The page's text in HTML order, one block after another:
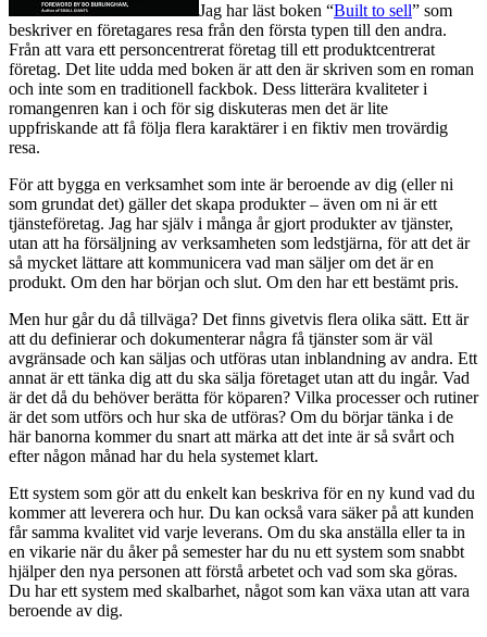
Jag har läst boken “Built to sell” som
beskriver en företagares resa från den första typen till den andra.
Från att vara ett personcentrerat företag till ett produktcentrerat
företag. Det lite udda med boken är att den är skriven som en roman
och inte som en traditionell fackbok. Dess litterära kvaliteter i
romangenren kan i och för sig diskuteras men det är lite
uppfriskande att få följa flera karaktärer i en fiktiv men trovärdig
resa.
För att bygga en verksamhet som inte är beroende av dig (eller ni
som grundat det) gäller det skapa produkter – även om ni är ett
tjänsteföretag. Jag har själv i många år gjort produkter av tjänster,
utan att ha försäljning av verksamheten som ledstjärna, för att det är
så mycket lättare att kommunicera vad man säljer om det är en
produkt. Om den har början och slut. Om den har ett bestämt pris.
Men hur går du då tillväga? Det finns givetvis flera olika sätt. Ett är
att du definierar och dokumenterar några få tjänster som är väl
avgränsade och kan säljas och utföras utan inblandning av andra. Ett
annat är ett tänka dig att du ska sälja företaget utan att du ingår. Vad
är det då du behöver berätta för köparen? Vilka processer och rutiner
är det som utförs och hur ska de utföras? Om du börjar tänka i de
här banorna kommer du snart att märka att det inte är så svårt och
efter någon månad har du hela systemet klart.
Ett system som gör att du enkelt kan beskriva för en ny kund vad du
kommer att leverera och hur. Du kan också vara säker på att kunden
får samma kvalitet vid varje leverans. Om du ska anställa eller ta in
en vikarie när du åker på semester har du nu ett system som snabbt
hjälper den nya personen att förstå arbetet och vad som ska göras.
Du har ett system med skalbarhet, något som kan växa utan att vara
beroende av dig.